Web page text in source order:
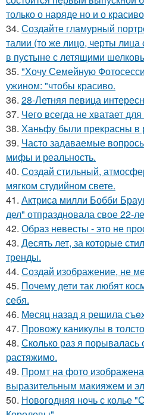
только о наряде но и о
34. Создайте гламурный
талии (то же лицо, черты
в пустыне с летящими
35. "Хочу Семейную
ужином: "чтобы красиво.
36. 28-Летняя певица
37. Чего всегда не хватает
38. Ханьфу были прекрасны в
39. Часто задаваемые
мифы и реальность.
40. Создай стильный,
мягком студийном свете.
41. Актриса милли Бобби
дел" отпраздновала свое 22-
42. Образ невесты - это не
43. Десять лет, за которые
тренды.
44. Создай изображение, не
45. Почему дети так любят
себя.
46. Мeсяц назад я решила
47. Провожу каникулы в
48. Сколько раз я порывалась
растяжимо.
49. Промт на фото
выразительным макияжем и
50. Новогодняя ночь с колье